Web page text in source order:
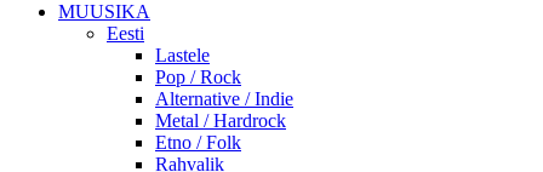
MUUSIKA
Eesti
Lastele
Pop / Rock
Alternative / Indie
Metal / Hardrock
Etno / Folk
Rahvalik